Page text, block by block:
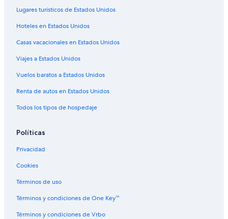
Lugares turísticos de Estados Unidos
Hoteles en Estados Unidos
Casas vacacionales en Estados Unidos
Viajes a Estados Unidos
Vuelos baratos a Estados Unidos
Renta de autos en Estados Unidos
Todos los tipos de hospedaje
Políticas
Privacidad
Cookies
Términos de uso
Términos y condiciones de One Key™
Términos y condiciones de Vrbo